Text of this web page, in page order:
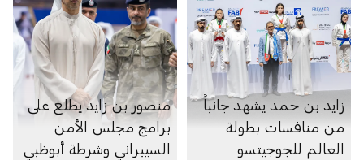
زايد بن حمد يشهد جانباً
من منافسات بطولة
العالم للجوجيتسو
منصور بن زايد يطلع على
برامج مجلس الأمن
السيبراني وشرطة أبوظبي